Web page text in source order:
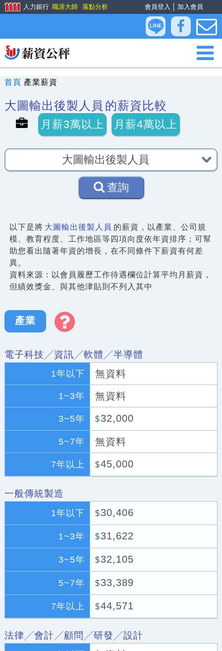
會員登入 加入會員
人力銀行 職涯大師 落點分析
首頁 產業薪資
大圖輸出後製人員 的薪資比較
月薪3萬以上 月薪4萬以上
查詢
以下是將 大圖輸出後製人員 的薪資，以產業、公司規
模、教育程度、工作地區等四項向度依年資排序；可幫
助您看出隨著年資的增長，在不同條件下薪資有何差
異。
資料來源：以會員履歷工作待遇欄位計算平均月薪資，
但績效獎金、與其他津貼則不列入其中
產業
電子科技╱資訊╱軟體╱半導體
1年以下 無資料
1~3年 無資料
3~5年 $32,000
5~7年 無資料
7年以上 $45,000
一般傳統製造
1年以下 $30,406
1~3年 $31,622
3~5年 $32,105
5~7年 $33,389
7年以上 $44,571
法律╱會計╱顧問╱研發╱設計